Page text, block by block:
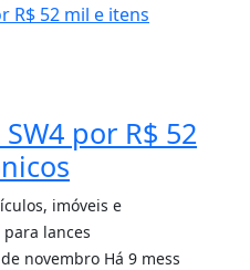
por R$ 52
imóveis e
lances
novembro Há 9 mess